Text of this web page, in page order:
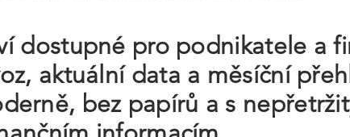
dostupné pro podnikatele a
aktuální data a měsíční
bez papírů a s